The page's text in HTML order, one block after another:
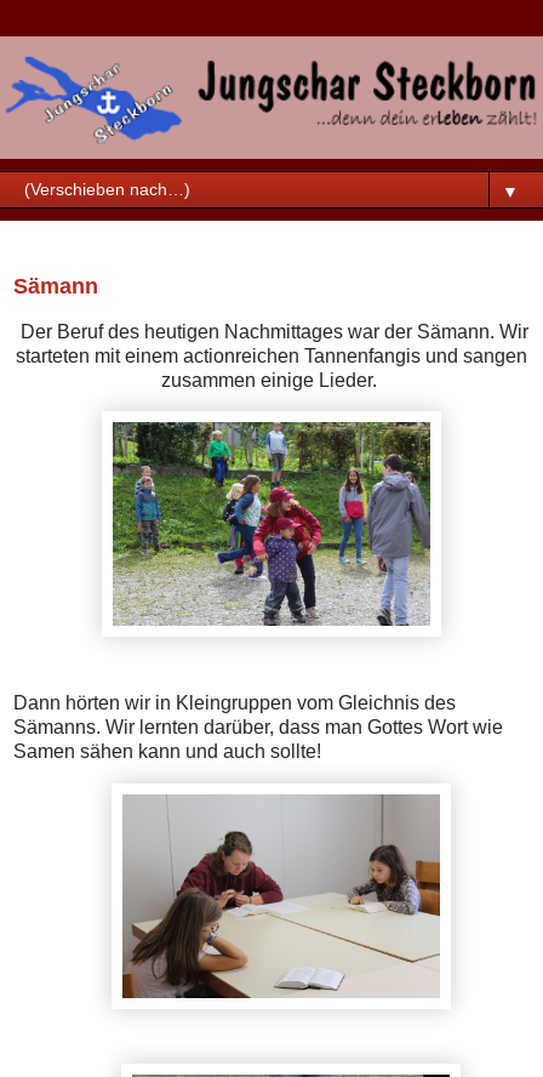
▼
Sämann
Der Beruf des heutigen Nachmittages war der Sämann. Wir
starteten mit einem actionreichen Tannenfangis und sangen
zusammen einige Lieder.
Dann hörten wir in Kleingruppen vom Gleichnis des
Sämanns. Wir lernten darüber, dass man Gottes Wort wie
Samen sähen kann und auch sollte!